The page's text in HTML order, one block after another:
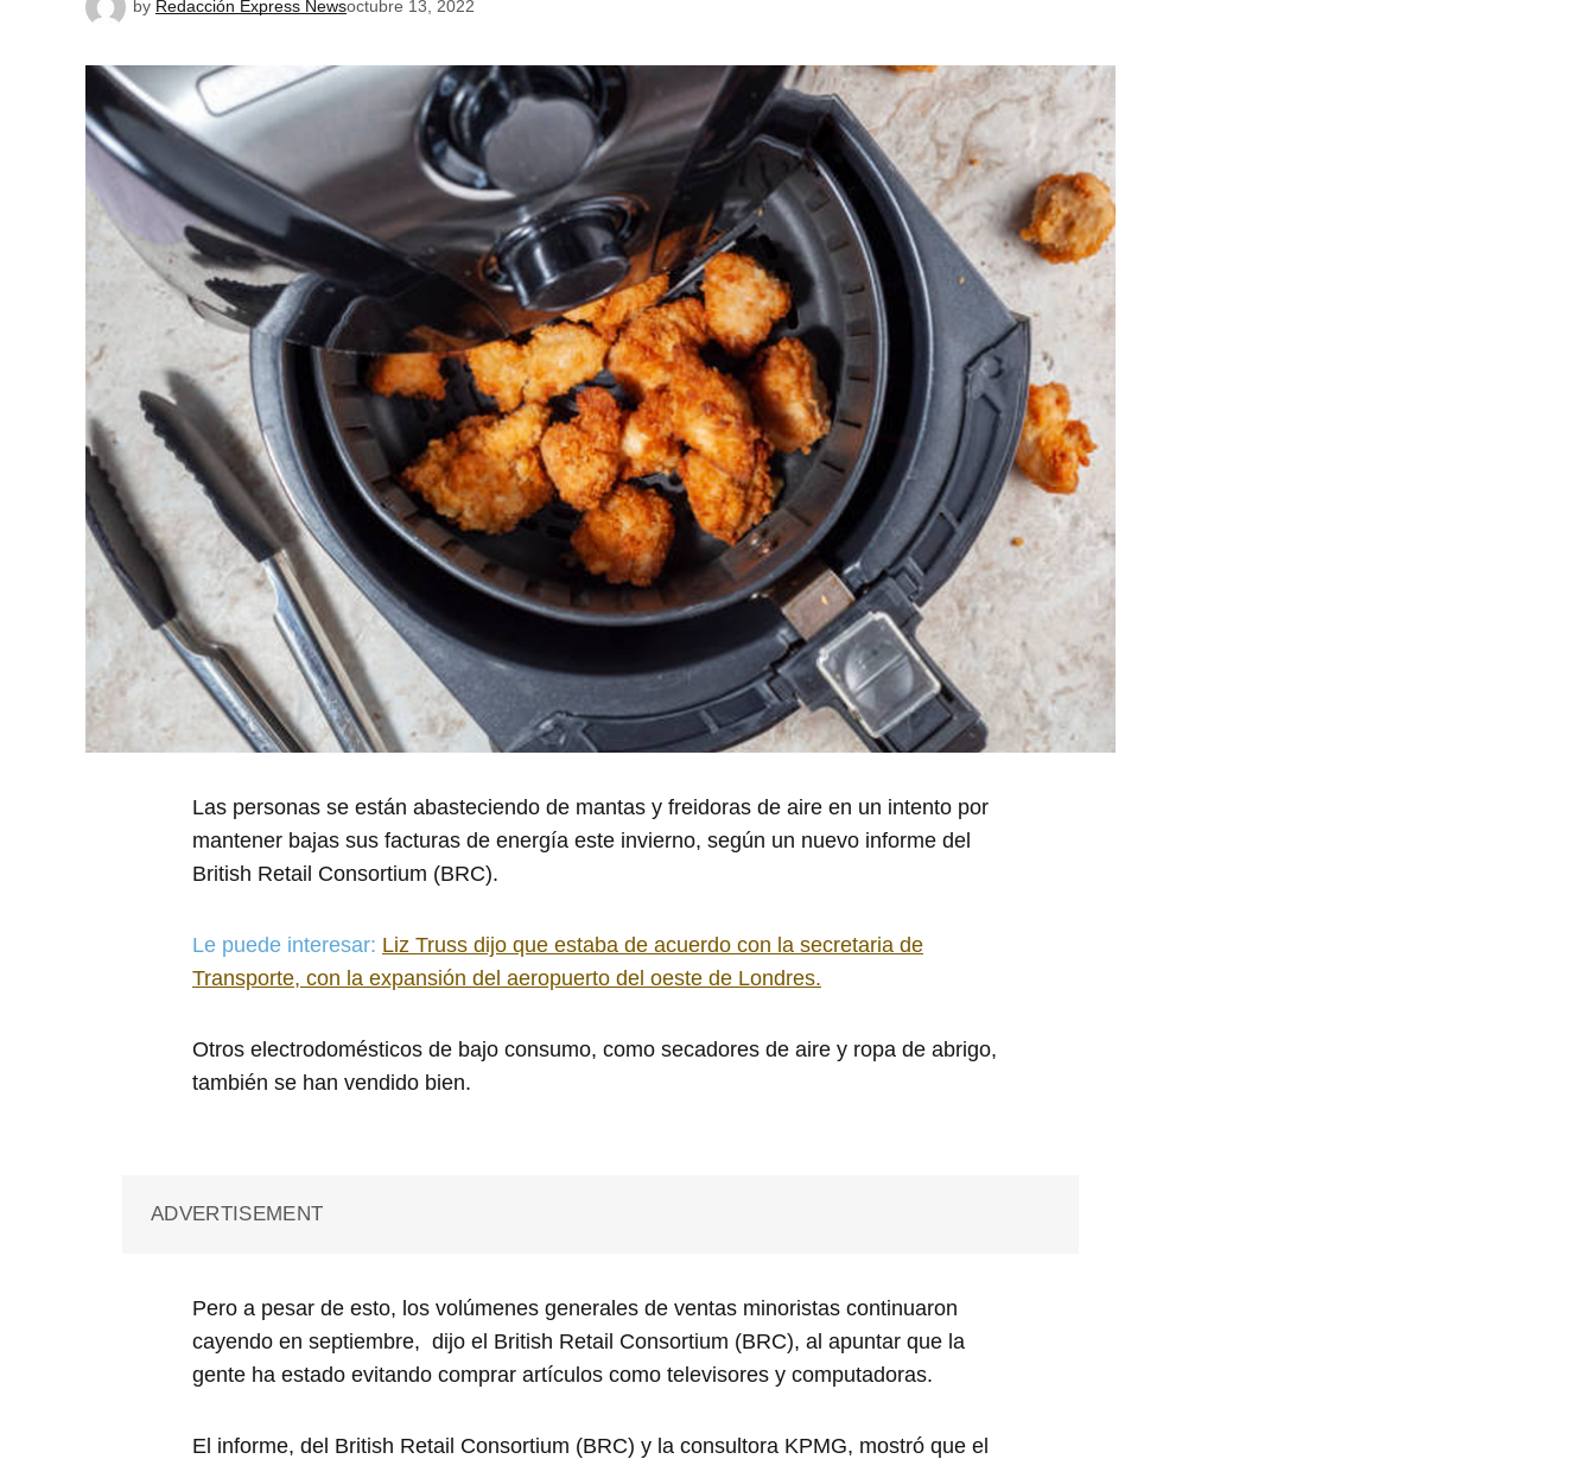
by Redacción Express Newsoctubre 13, 2022
Las personas se están abasteciendo de mantas y freidoras de aire en un intento por
mantener bajas sus facturas de energía este invierno, según un nuevo informe del
British Retail Consortium (BRC).
Le puede interesar: Liz Truss dijo que estaba de acuerdo con la secretaria de
Transporte, con la expansión del aeropuerto del oeste de Londres.
Otros electrodomésticos de bajo consumo, como secadores de aire y ropa de abrigo,
también se han vendido bien.
ADVERTISEMENT
Pero a pesar de esto, los volúmenes generales de ventas minoristas continuaron
cayendo en septiembre, dijo el British Retail Consortium (BRC), al apuntar que la
gente ha estado evitando comprar artículos como televisores y computadoras.
El informe, del British Retail Consortium (BRC) y la consultora KPMG, mostró que el